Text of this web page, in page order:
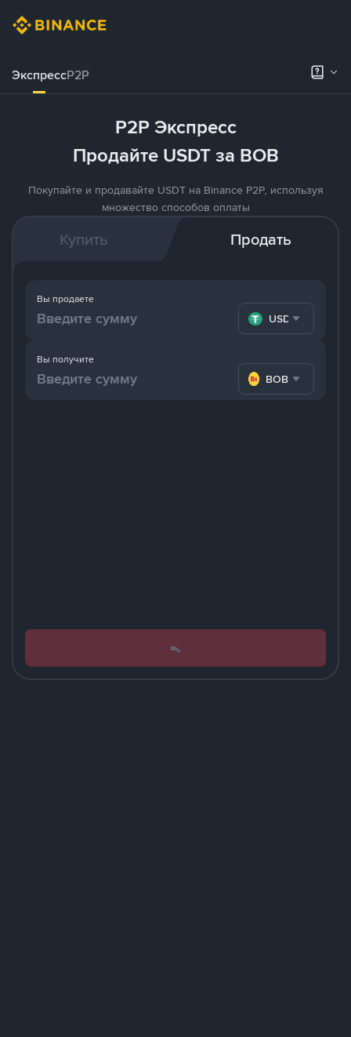
ЭкспрессP2P
P2P Экспресс
Продайте USDT за BOB
Покупайте и продавайте USDT на Binance P2P, используя
множество способов оплаты
Купить Продать
Вы получите
BOB
Вы продаете
USDT